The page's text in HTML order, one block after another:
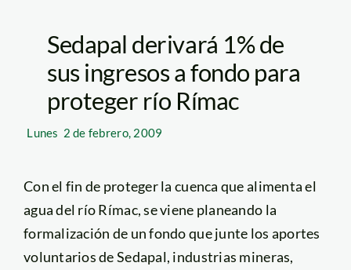
Sedapal derivará 1% de
sus ingresos a fondo para
proteger río Rímac
Lunes 2 de febrero, 2009
Con el fin de proteger la cuenca que alimenta el
agua del río Rímac, se viene planeando la
formalización de un fondo que junte los aportes
voluntarios de Sedapal, industrias mineras,